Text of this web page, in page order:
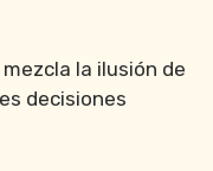
la ilusión de
decisiones